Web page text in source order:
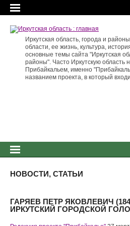
Иркутская область, города и
области, ее жизнь, культура,
основные темы сайта "Иркутская
районы". Часто Иркутскую область
Прибайкальем, именно
названием проекта, в который
НОВОСТИ, СТАТЬИ
ГАРЯЕВ ПЕТР ЯКОВЛЕВИЧ
ИРКУТСКИЙ ГОРОДСКОЙ